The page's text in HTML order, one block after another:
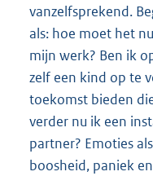
vanzelfsprekend.
als: hoe moet het
mijn werk? Ben ik
zelf een kind op te
toekomst bieden
verder nu ik een
partner? Emoties
boosheid, paniek